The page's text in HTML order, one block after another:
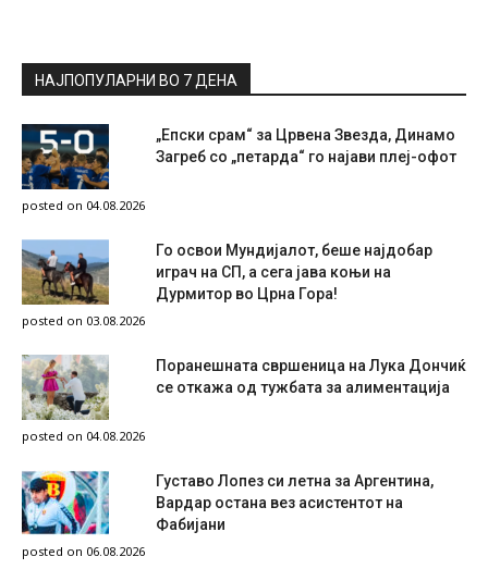
НАЈПОПУЛАРНИ ВО 7 ДЕНА
„Епски срам“ за Црвена Звезда, Динамо
Загреб со „петарда“ го најави плеј-офот
posted on 04.08.2026
Го освои Мундијалот, беше најдобар
играч на СП, а сега јава коњи на
Дурмитор во Црна Гора!
posted on 03.08.2026
Поранешната свршеница на Лука Дончиќ
се откажа од тужбата за алиментација
posted on 04.08.2026
Густаво Лопез си летна за Аргентина,
Вардар остана вез асистентот на
Фабијани
posted on 06.08.2026